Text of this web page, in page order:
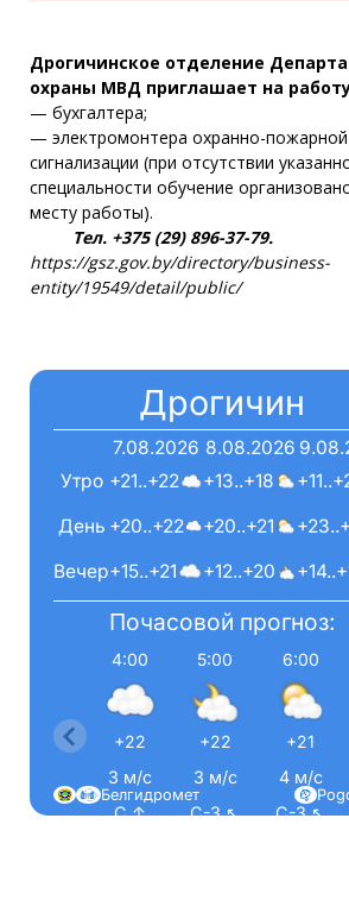
Дрогичинское отделение
охраны МВД приглашает на
— бухгалтера;
— электромонтера охранно-пожарной
сигнализации (при отсутствии
специальности обучение
месту работы).
Тел. +375 (29) 896-37-79.
https://gsz.gov.by/directory/business-
entity/19549/detail/public/
Дрогичин
7.08.2026
+21..+22
+20..+22
+15..+21
8.08.2026
+13..+18
+20..+21
+12..+20
Вечер
День
Утро
Почасовой прогноз:
4:00
+22
3 м/с
С ↑
5:00
+22
3 м/с
С-З ↖
6:00
+21
4 м/с
С-З ↖
Белгидромет